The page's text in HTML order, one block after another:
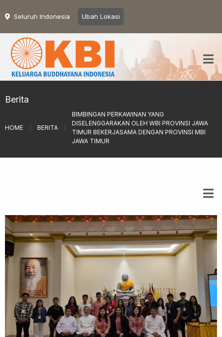
Seluruh Indonesia Ubah Lokasi
Berita
HOME / BERITA /
BIMBINGAN PERKAWINAN YANG
DISELENGGARAKAN OLEH WBI PROVINSI JAWA
TIMUR BEKERJASAMA DENGAN PROVINSI MBI
JAWA TIMUR